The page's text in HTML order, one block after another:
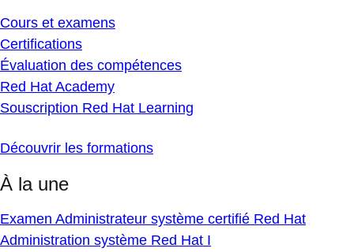
Cours et examens
Certifications
Évaluation des compétences
Red Hat Academy
Souscription Red Hat Learning
Découvrir les formations
À la une
Examen Administrateur système certifié Red Hat
Administration système Red Hat I